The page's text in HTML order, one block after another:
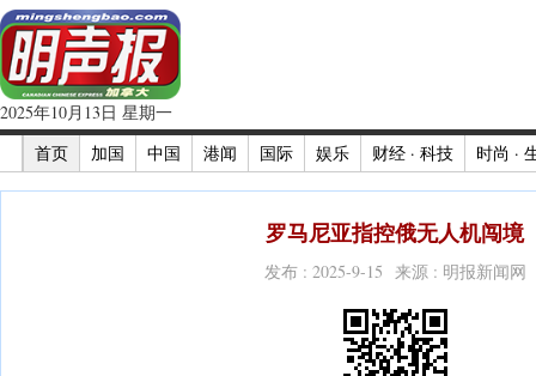
2025年10月13日 星期一
首页
加国 中国 港闻 国际 娱乐 财经 · 科技 时尚 ·
罗马尼亚指控俄无人机闯境
发布 : 2025-9-15 来源 : 明报新闻网